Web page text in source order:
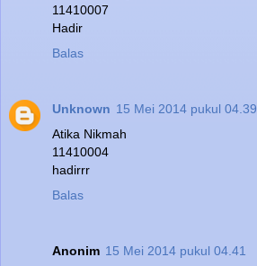
11410007
Hadir
Balas
Unknown 15 Mei 2014 pukul 04.39
Atika Nikmah
11410004
hadirrr
Balas
Anonim 15 Mei 2014 pukul 04.41